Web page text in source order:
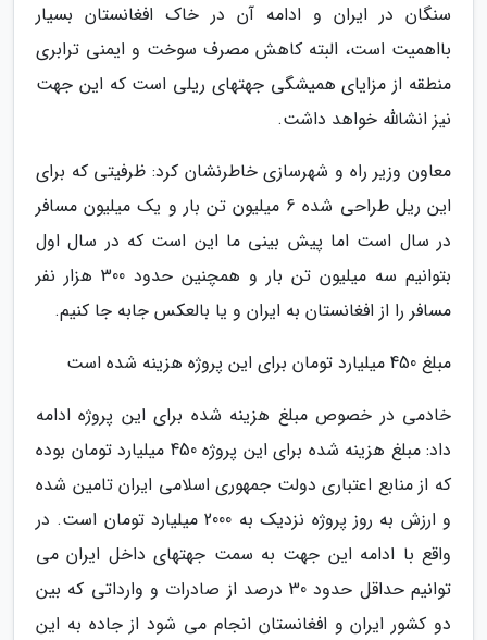
سنگان در ایران و ادامه آن در خاک افغانستان بسیار
بااهمیت است، البته کاهش مصرف سوخت و ایمنی ترابری
منطقه از مزایای همیشگی جهتهای ریلی است که این جهت
نیز انشالله خواهد داشت.
معاون وزیر راه و شهرسازی خاطرنشان کرد: ظرفیتی که برای
این ریل طراحی شده 6 میلیون تن بار و یک میلیون مسافر
در سال است اما پیش بینی ما این است که در سال اول
بتوانیم سه میلیون تن بار و همچنین حدود 300 هزار نفر
مسافر را از افغانستان به ایران و یا بالعکس جابه جا کنیم.
مبلغ 450 میلیارد تومان برای این پروژه هزینه شده است
خادمی در خصوص مبلغ هزینه شده برای این پروژه ادامه
داد: مبلغ هزینه شده برای این پروژه 450 میلیارد تومان بوده
که از منابع اعتباری دولت جمهوری اسلامی ایران تامین شده
و ارزش به روز پروژه نزدیک به 2000 میلیارد تومان است. در
واقع با ادامه این جهت به سمت جهتهای داخل ایران می
توانیم حداقل حدود 30 درصد از صادرات و وارداتی که بین
دو کشور ایران و افغانستان انجام می شود از جاده به این